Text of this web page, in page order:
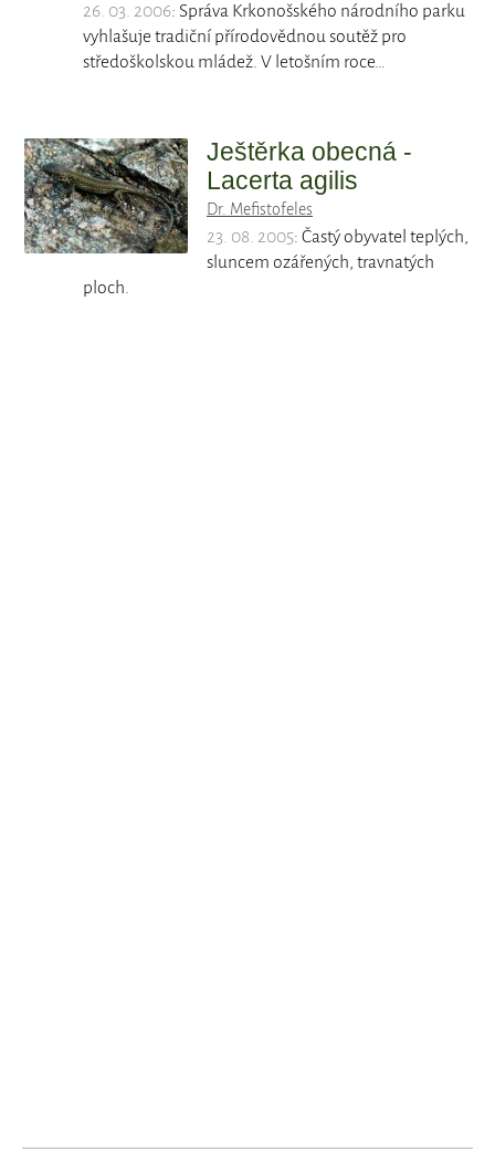
26. 03. 2006: Správa Krkonošského národního parku
vyhlašuje tradiční přírodovědnou soutěž pro
středoškolskou mládež. V letošním roce…
Ještěrka obecná -
Lacerta agilis
Dr. Mefistofeles
23. 08. 2005: Častý obyvatel teplých,
sluncem ozářených, travnatých
ploch.